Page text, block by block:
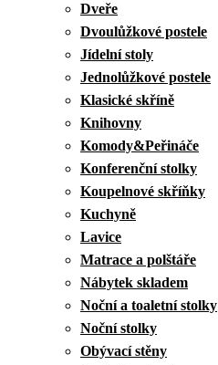
Dveře
Dvoulůžkové postele
Jídelní stoly
Jednolůžkové postele
Klasické skříně
Knihovny
Komody&Peřináče
Konferenční stolky
Koupelnové skříňky
Kuchyně
Lavice
Matrace a polštáře
Nábytek skladem
Noční a toaletní stolky
Noční stolky
Obývací stěny